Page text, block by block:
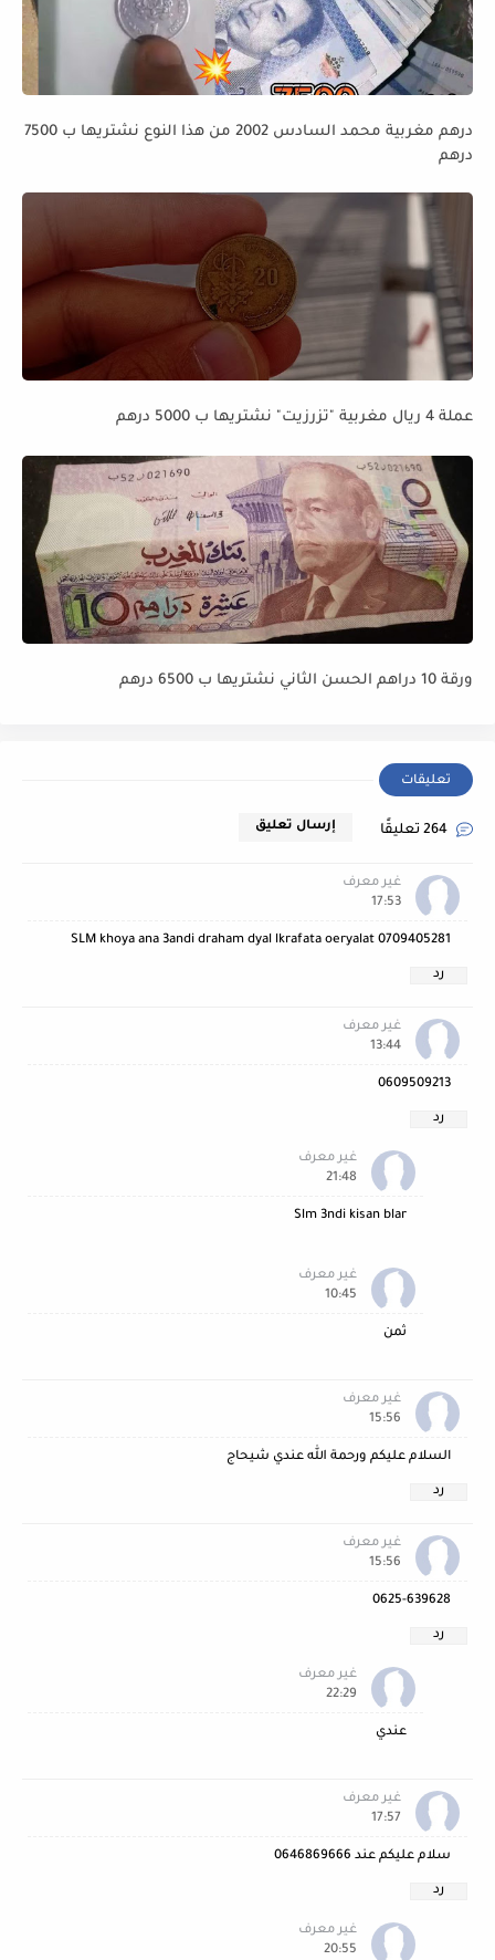
درهم مغربية محمد السادس 2002 من هذا النوع نشتريها ب 7500
درهم
عملة 4 ريال مغربية "تزرزيت" نشتريها ب 5000 درهم
ورقة 10 دراهم الحسن الثاني نشتريها ب 6500 درهم
تعليقات
إرسال تعليق
غير معرف
17:53
SLM khoya ana 3andi draham dyal lkrafata oeryalat 0709405281
رد
غير معرف
13:44
0609509213
رد
غير معرف
21:48
Slm 3ndi kisan blar
غير معرف
10:45
ثمن
غير معرف
15:56
السلام عليكم ورحمة الله عندي شيحاج
رد
غير معرف
15:56
0625-639628
رد
غير معرف
22:29
عندي
غير معرف
17:57
سلام عليكم عند 0646869666
رد
غير معرف
20:55